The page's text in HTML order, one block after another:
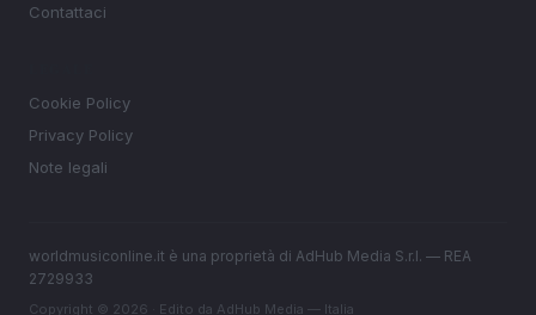
Contattaci
Cookie Policy
Privacy Policy
Note legali
worldmusiconline.it è una proprietà di AdHub Media S.r.l. — REA
2729933
Copyright © 2026 · Edito da AdHub Media — Italia